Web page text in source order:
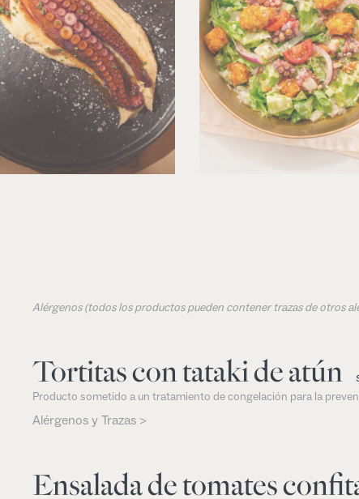
Alérgenos (todos los productos pueden contener trazas de otros
Tortitas con tataki de atún
Producto sometido a un tratamiento de congelación para la
Alérgenos y Trazas >
Ensalada de tomates